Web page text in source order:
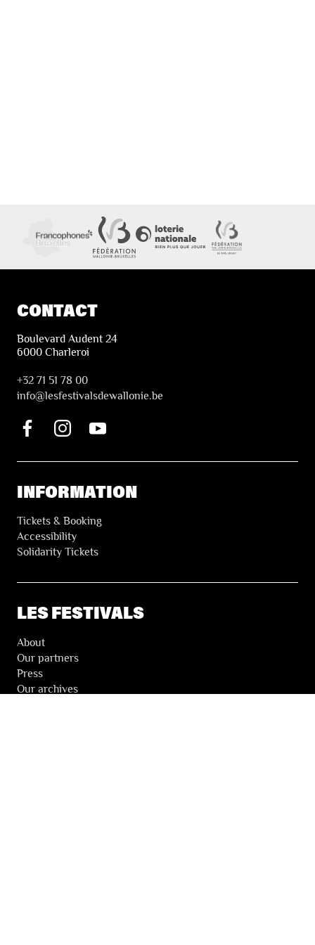
CONTACT
Boulevard Audent 24
6000 Charleroi
+32 71 51 78 00
info@lesfestivalsdewallonie.be
INFORMATION
Tickets & Booking
Accessibility
Solidarity Tickets
LES FESTIVALS
About
Our partners
Press
Our archives